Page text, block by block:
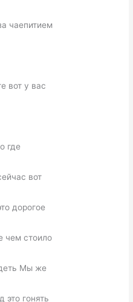
чаепитием
вот у вас
где
вот
дорогое
чем стоило
Мы же
это гонять